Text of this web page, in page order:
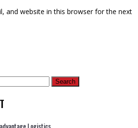
and website in this browser for the next